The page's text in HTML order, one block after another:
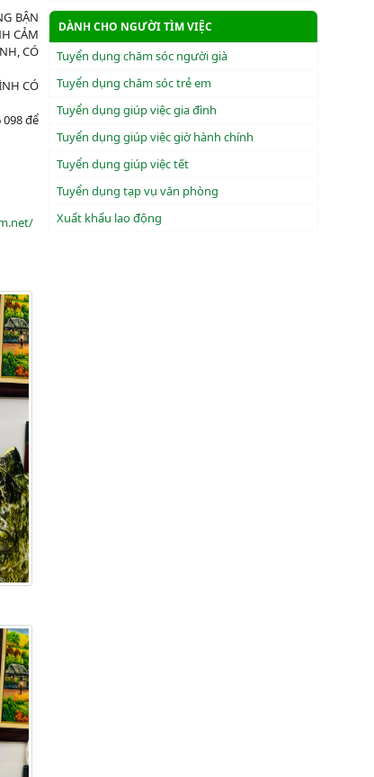
BẬN
CẢM
CÓ
CÓ
098 để
DÀNH CHO NGƯỜI TÌM VIỆC
Tuyển dụng chăm sóc người già
Tuyển dụng chăm sóc trẻ em
Tuyển dụng giúp việc gia đình
Tuyển dụng giúp việc giờ hành chính
Tuyển dụng giúp việc tết
Tuyển dụng tạp vụ văn phòng
Xuẩt khẩu lao động